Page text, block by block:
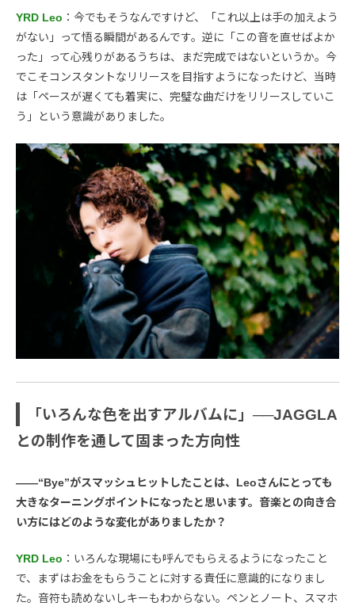
YRD Leo ：今でもそうなんですけど、「これ以上は手の加えよう
がない」って悟る瞬間があるんです。逆に「この音を直せばよか
った」って心残りがあるうちは、まだ完成ではないというか。今
でこそコンスタントなリリースを目指すようになったけど、当時
は「ペースが遅くても着実に、完璧な曲だけをリリースしていこ
う」という意識がありました。
「いろんな色を出すアルバムに」──JAGGLA
との制作を通して固まった方向性
――“Bye”がスマッシュヒットしたことは、Leoさんにとっても
大きなターニングポイントになったと思います。音楽との向き合
い方にはどのような変化がありましたか？
YRD Leo ：いろんな現場にも呼んでもらえるようになったこと
で、まずはお金をもらうことに対する責任に意識的になりまし
た。音符も読めないしキーもわからない。ペンとノート、スマホ